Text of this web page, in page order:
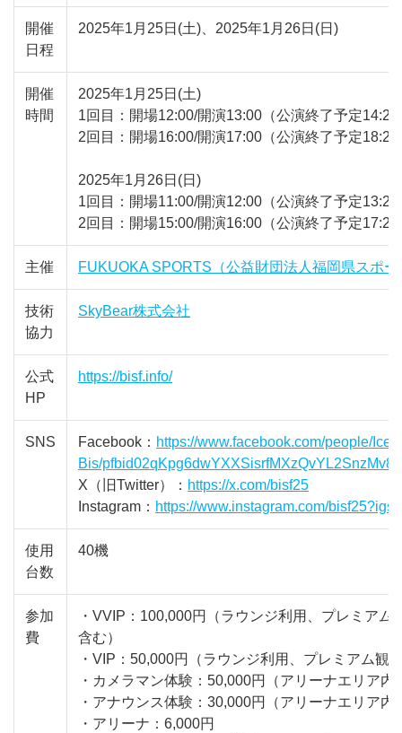
開催
日程
2025年1月25日(土)、2025年1月26日(日)
開催
時間
2025年1月25日(土)
1回目：開場12:00/開演13:00（公演終了予定14:20
2回目：開場16:00/開演17:00（公演終了予定18:20
2025年1月26日(日)
1回目：開場11:00/開演12:00（公演終了予定13:20
2回目：開場15:00/開演16:00（公演終了予定17:20
主催 FUKUOKA SPORTS（公益財団法人福岡県スポ
技術
協力
SkyBear株式会社
公式
HP
https://bisf.info/
SNS Facebook： https://www.facebook.com/people/
Bis/
X（旧Twitter）： https://x.com/bisf25
Instagram： https://www.instagram.com/
使用
台数
40機
参加
費
・VVIP：100,000円（ラウンジ利用、プレミア
含む）
・VIP：50,000円（ラウンジ利用、プレミアム観
・カメラマン体験：50,000円（アリーナエリア
・アナウンス体験：30,000円（アリーナエリア
・アリーナ：6,000円